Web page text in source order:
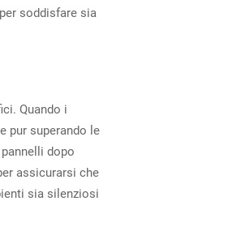
soddisfare sia
Quando i
pur superando le
dopo
assicurarsi che
sia silenziosi